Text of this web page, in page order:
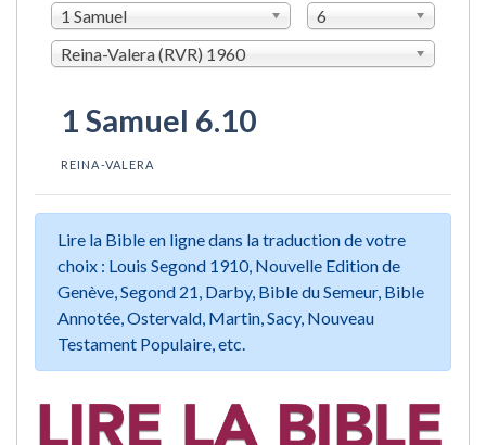
1 Samuel
6
Reina-Valera (RVR) 1960
1 Samuel 6.10
REINA-VALERA
Lire la Bible en ligne dans la traduction de votre
choix : Louis Segond 1910, Nouvelle Edition de
Genève, Segond 21, Darby, Bible du Semeur, Bible
Annotée, Ostervald, Martin, Sacy, Nouveau
Testament Populaire, etc.